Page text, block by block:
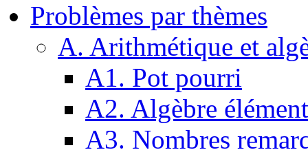
Problèmes par thèmes
A. Arithmétique et
A1. Pot pourri
A2. Algèbre
A3. Nombres